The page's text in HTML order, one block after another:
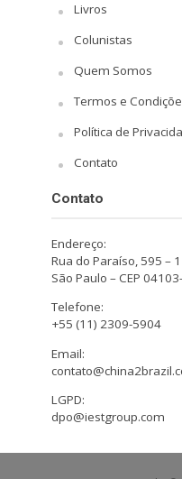
Livros
Colunistas
Quem Somos
Termos e
Política de
Contato
Contato
Endereço:
Rua do Paraíso, 595 –
São Paulo – CEP
Telefone:
+55 (11) 2309-5904
Email:
LGPD:
dpo@iestgroup.com